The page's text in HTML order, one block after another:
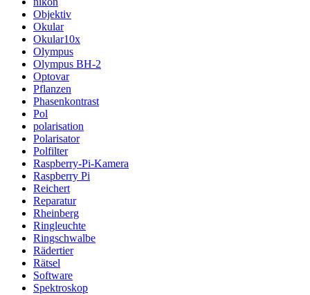
Objektiv
Okular
Okular10x
Olympus
Olympus BH-2
Optovar
Pflanzen
Phasenkontrast
Pol
polarisation
Polarisator
Polfilter
Raspberry-Pi-Kamera
Raspberry Pi
Reichert
Reparatur
Rheinberg
Ringleuchte
Ringschwalbe
Rädertier
Rätsel
Software
Spektroskop